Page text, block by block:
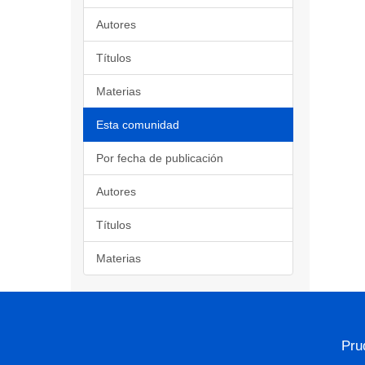
Autores
Títulos
Materias
Esta comunidad
Por fecha de publicación
Autores
Títulos
Materias